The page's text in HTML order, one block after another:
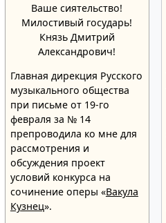
Ваше сиятельство!
Милостивый государь!
Князь Дмитрий
Александрович!
Главная дирекция Русского
музыкального общества
при письме от 19-го
февраля за № 14
препроводила ко мне для
рассмотрения и
обсуждения проект
условий конкурса на
сочинение оперы «Вакула
Кузнец».